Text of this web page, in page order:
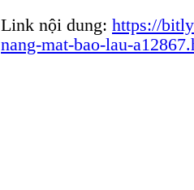
Link nội dung: https://
nang-mat-bao-lau-